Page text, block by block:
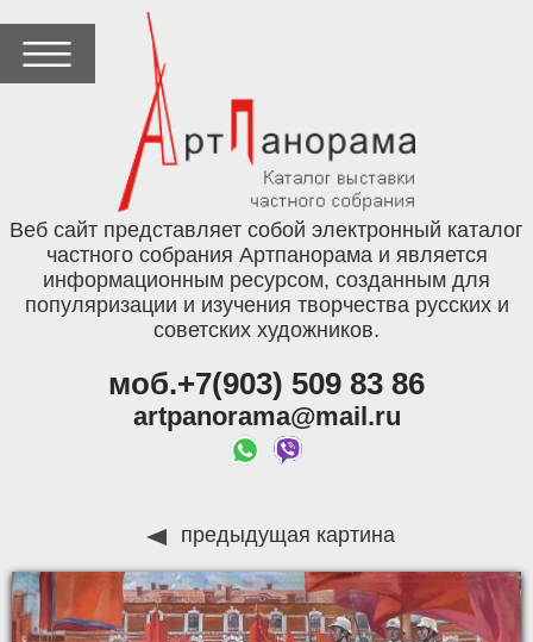
Веб сайт представляет собой электронный каталог
частного собрания Артпанорама и является
информационным ресурсом, созданным для
популяризации и изучения творчества русских и
советских художников.
моб.+7(903) 509 83 86
artpanorama@mail.ru
предыдущая картина